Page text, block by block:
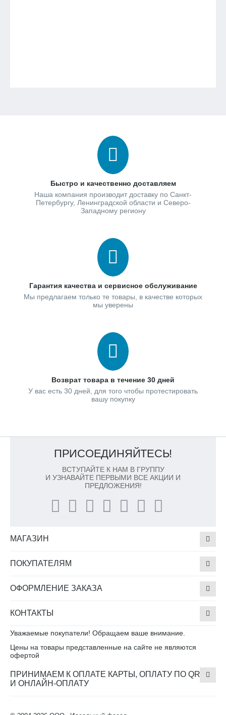
Быстро и качественно доставляем
Наша компания производит доставку по Санкт-
Петербургу, Ленинградской области и Северо-
Западному региону
Гарантия качества и сервисное обслуживание
Мы предлагаем только те товары, в качестве которых
мы уверены
Возврат товара в течение 30 дней
У вас есть 30 дней, для того чтобы протестировать
вашу покупку
ПРИСОЕДИНЯЙТЕСЬ!
ВСТУПАЙТЕ К НАМ В ГРУППУ
И УЗНАВАЙТЕ ПЕРВЫМИ ВСЕ АКЦИИ И
ПРЕДЛОЖЕНИЯ!
МАГАЗИН
ПОКУПАТЕЛЯМ
ОФОРМЛЕНИЕ ЗАКАЗА
КОНТАКТЫ
Уважаемые покупатели! Обращаем ваше внимание.
Цены на товары представленные на сайте не являются
офертой
ПРИНИМАЕМ К ОПЛАТЕ КАРТЫ, ОПЛАТУ ПО QR
И ОНЛАЙН-ОПЛАТУ